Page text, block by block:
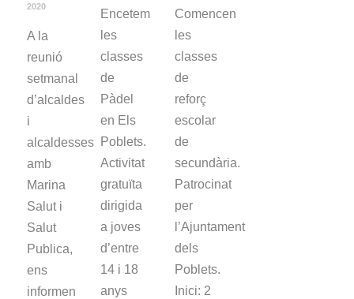
2020
A la
reunió
setmanal
d’alcaldes
i
alcaldesses
amb
Marina
Salut i
Salut
Publica,
ens
informen
Encetem
les
classes
de
Pàdel
en Els
Poblets.
Activitat
gratuïta
dirigida
a joves
d’entre
14 i 18
anys
Comencen
les
classes
de
reforç
escolar
de
secundària.
Patrocinat
per
l’Ajuntament
dels
Poblets.
Inici: 2